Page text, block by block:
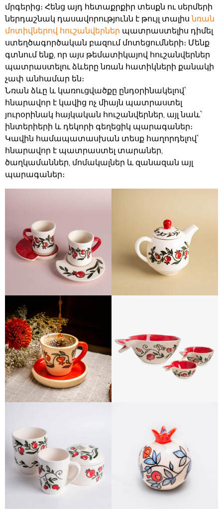
մրգերից։ Հենց այդ հետաքրքիր տեսքն ու սերմերի
ներդաշնակ դասավորությունն է թույլ տալիսնռան
մոտիվներով հուշանվերներ պատրաստելիս դիմել
ստեղծագործական բազում մոտեցումների։ Մենք
գտնում ենք, որ այս թեմատիկայով հուշանվերներ
պատրաստելու ձևերը նռան հատիկների քանակի
չափ անհամար են։
Նռան ձևը և կառուցվածքը ընդօրինակելով՝
հնարավոր է կավից ոչ միայն պատրաստել
յուրօրինակ հայկական հուշանվերներ, այլ նաև՝
ինտերիերի և դեկորի գեղեցիկ պարագաներ։
Կավին համապատասխան տեսք հաղորդելով՝
հնարավոր է պատրաստել տարաներ,
ծաղկամաններ, մոմակալներ և զանազան այլ
պարագաներ։